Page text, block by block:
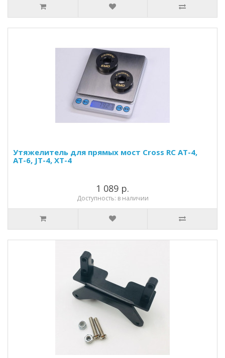
Утяжелитель для прямых мост Cross RC AT-4,
AT-6, JT-4, XT-4
1 089 р.
Доступность: в наличии